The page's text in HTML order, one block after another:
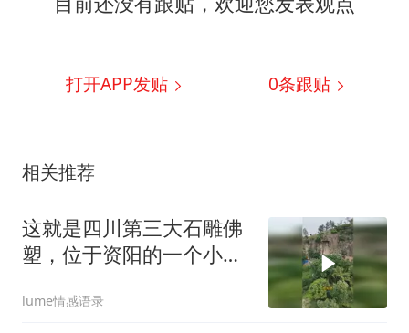
打开APP发贴 0条跟贴
相关推荐
这就是四川第三大石雕佛
塑，位于资阳的一个小山
lume情感语录